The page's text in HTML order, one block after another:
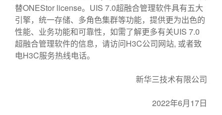
替ONEStor license。UIS 7.0超融合管理软件具有五大
引擎，统一存储、多角色集群等功能，提供更为出色的
性能、业务功能和可靠性，如需了解更多有关UIS 7.0
超融合管理软件的信息，请访问H3C公司网站, 或者致
电H3C服务热线电话。
新华三技术有限公司
2022年6月17日